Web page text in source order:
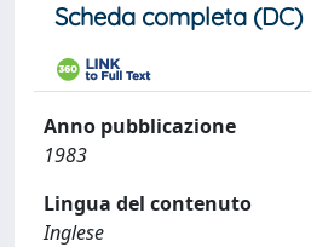
Scheda completa (DC)
Anno pubblicazione
1983
Lingua del contenuto
Inglese